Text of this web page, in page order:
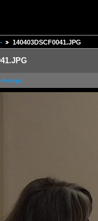
140403DSCF0041.JPG